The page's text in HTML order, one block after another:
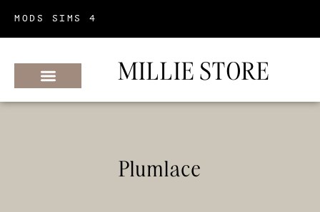
MODS SIMS 4
MILLIE STORE
Plumlace